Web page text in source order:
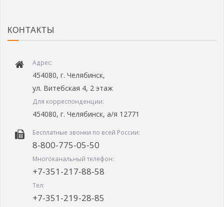
КОНТАКТЫ
Адрес:
454080, г. Челябинск,
ул. Витебская 4, 2 этаж
Для корреспонденции:
454080, г. Челябинск, а/я 12771
Бесплатные звонки по всей России:
8-800-775-05-50
Многоканальный телефон:
+7-351-217-88-58
Тел:
+7-351-219-28-85